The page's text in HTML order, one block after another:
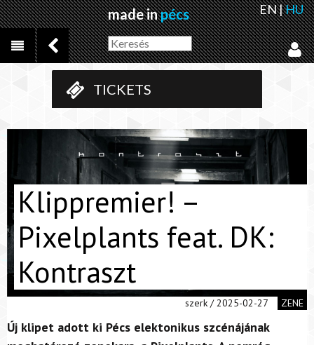
made inpécs EN|HU
TICKETS
Klippremier! –
Pixelplants feat. DK:
Kontraszt
szerk / 2025-02-27 ZENE
Új klipet adott ki Pécs elektonikus szcénájának